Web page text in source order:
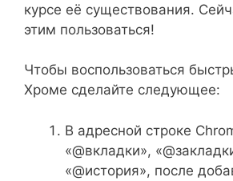
курсе её существования.
этим пользоваться!
Чтобы воспользоваться
Хроме сделайте следующее:
В адресной строке
«@вкладки»,
«@история», после